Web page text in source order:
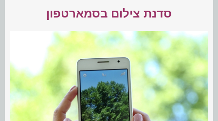
סדנת צילום בסמארטפון